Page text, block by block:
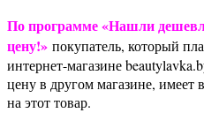
По программе «Нашли
цену!» покупатель, который
интернет-магазине
цену в другом магазине, имеет
на этот товар.